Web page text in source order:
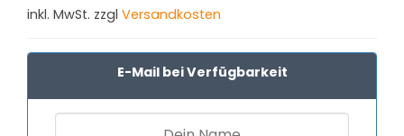
inkl. MwSt. zzgl Versandkosten
E-Mail bei Verfügbarkeit